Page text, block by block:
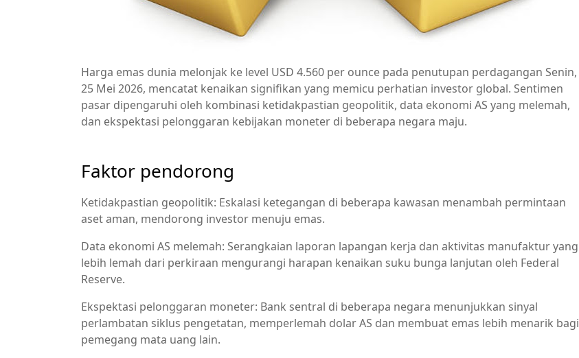
Harga emas dunia melonjak ke level USD 4.560 per ounce pada penutupan perdagangan Senin,
25 Mei 2026, mencatat kenaikan signifikan yang memicu perhatian investor global. Sentimen
pasar dipengaruhi oleh kombinasi ketidakpastian geopolitik, data ekonomi AS yang melemah,
dan ekspektasi pelonggaran kebijakan moneter di beberapa negara maju.
Faktor pendorong
Ketidakpastian geopolitik: Eskalasi ketegangan di beberapa kawasan menambah permintaan
aset aman, mendorong investor menuju emas.
Data ekonomi AS melemah: Serangkaian laporan lapangan kerja dan aktivitas manufaktur yang
lebih lemah dari perkiraan mengurangi harapan kenaikan suku bunga lanjutan oleh Federal
Reserve.
Ekspektasi pelonggaran moneter: Bank sentral di beberapa negara menunjukkan sinyal
perlambatan siklus pengetatan, memperlemah dolar AS dan membuat emas lebih menarik bagi
pemegang mata uang lain.